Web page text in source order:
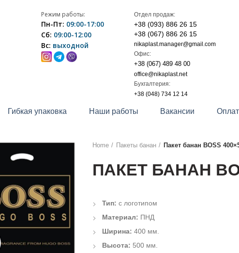
Режим работы:
Пн-Пт: 09:00-17:00
Сб: 09:00-12:00
Вс: выходной
Отдел продаж:
+38 (093) 886 26 15
+38 (067) 886 26 15
nikaplast.manager@gmail.com
Офис:
+38 (067) 489 48 00
office@nikaplast.net
Бухгалтерия:
+38 (048) 734 12 14
Гибкая упаковка Наши работы Вакансии
Click to enlarge
Home Пакеты банан Пакет банан BOSS
ПАКЕТ БАНАН
Тип: с логотипом
Материал: ПНД
Ширина: 400 мм.
Высота: 500 мм.